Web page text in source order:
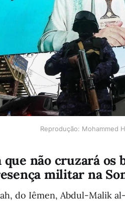
Reprodução: Mohammed
não cruzará os
militar na
do Iêmen, Abdul-Malik